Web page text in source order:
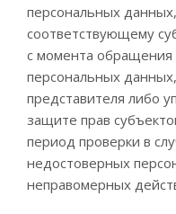
персональных
соответствующему
с момента обращения
персональных
представителя либо
защите прав
период проверки в
недостоверных
неправомерных